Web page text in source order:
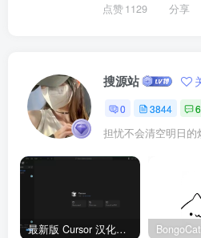
点赞1129 分享
搜源站
0 3844 6
担忧不会清空明日
最新版 Cursor 汉化设置中文教程（两种简单方法，附中文语言包下载）